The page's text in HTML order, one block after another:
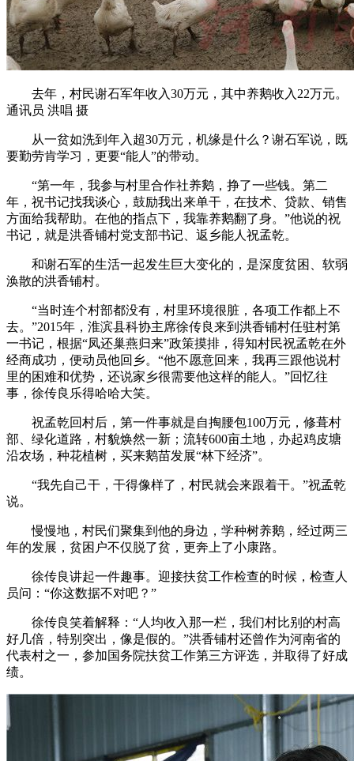
去年，村民谢石军年收入30万元，其中养鹅收入22万元。
通讯员 洪唱 摄
从一贫如洗到年入超30万元，机缘是什么？谢石军说，既
要勤劳肯学习，更要“能人”的带动。
“第一年，我参与村里合作社养鹅，挣了一些钱。第二
年，祝书记找我谈心，鼓励我出来单干，在技术、贷款、销售
方面给我帮助。在他的指点下，我靠养鹅翻了身。”他说的祝
书记，就是洪香铺村党支部书记、返乡能人祝孟乾。
和谢石军的生活一起发生巨大变化的，是深度贫困、软弱
涣散的洪香铺村。
“当时连个村部都没有，村里环境很脏，各项工作都上不
去。”2015年，淮滨县科协主席徐传良来到洪香铺村任驻村第
一书记，根据“凤还巢燕归来”政策摸排，得知村民祝孟乾在外
经商成功，便动员他回乡。“他不愿意回来，我再三跟他说村
里的困难和优势，还说家乡很需要他这样的能人。”回忆往
事，徐传良乐得哈哈大笑。
祝孟乾回村后，第一件事就是自掏腰包100万元，修葺村
部、绿化道路，村貌焕然一新；流转600亩土地，办起鸡皮塘
沿农场，种花植树，买来鹅苗发展“林下经济”。
“我先自己干，干得像样了，村民就会来跟着干。”祝孟乾
说。
慢慢地，村民们聚集到他的身边，学种树养鹅，经过两三
年的发展，贫困户不仅脱了贫，更奔上了小康路。
徐传良讲起一件趣事。迎接扶贫工作检查的时候，检查人
员问：“你这数据不对吧？”
徐传良笑着解释：“人均收入那一栏，我们村比别的村高
好几倍，特别突出，像是假的。”洪香铺村还曾作为河南省的
代表村之一，参加国务院扶贫工作第三方评选，并取得了好成
绩。